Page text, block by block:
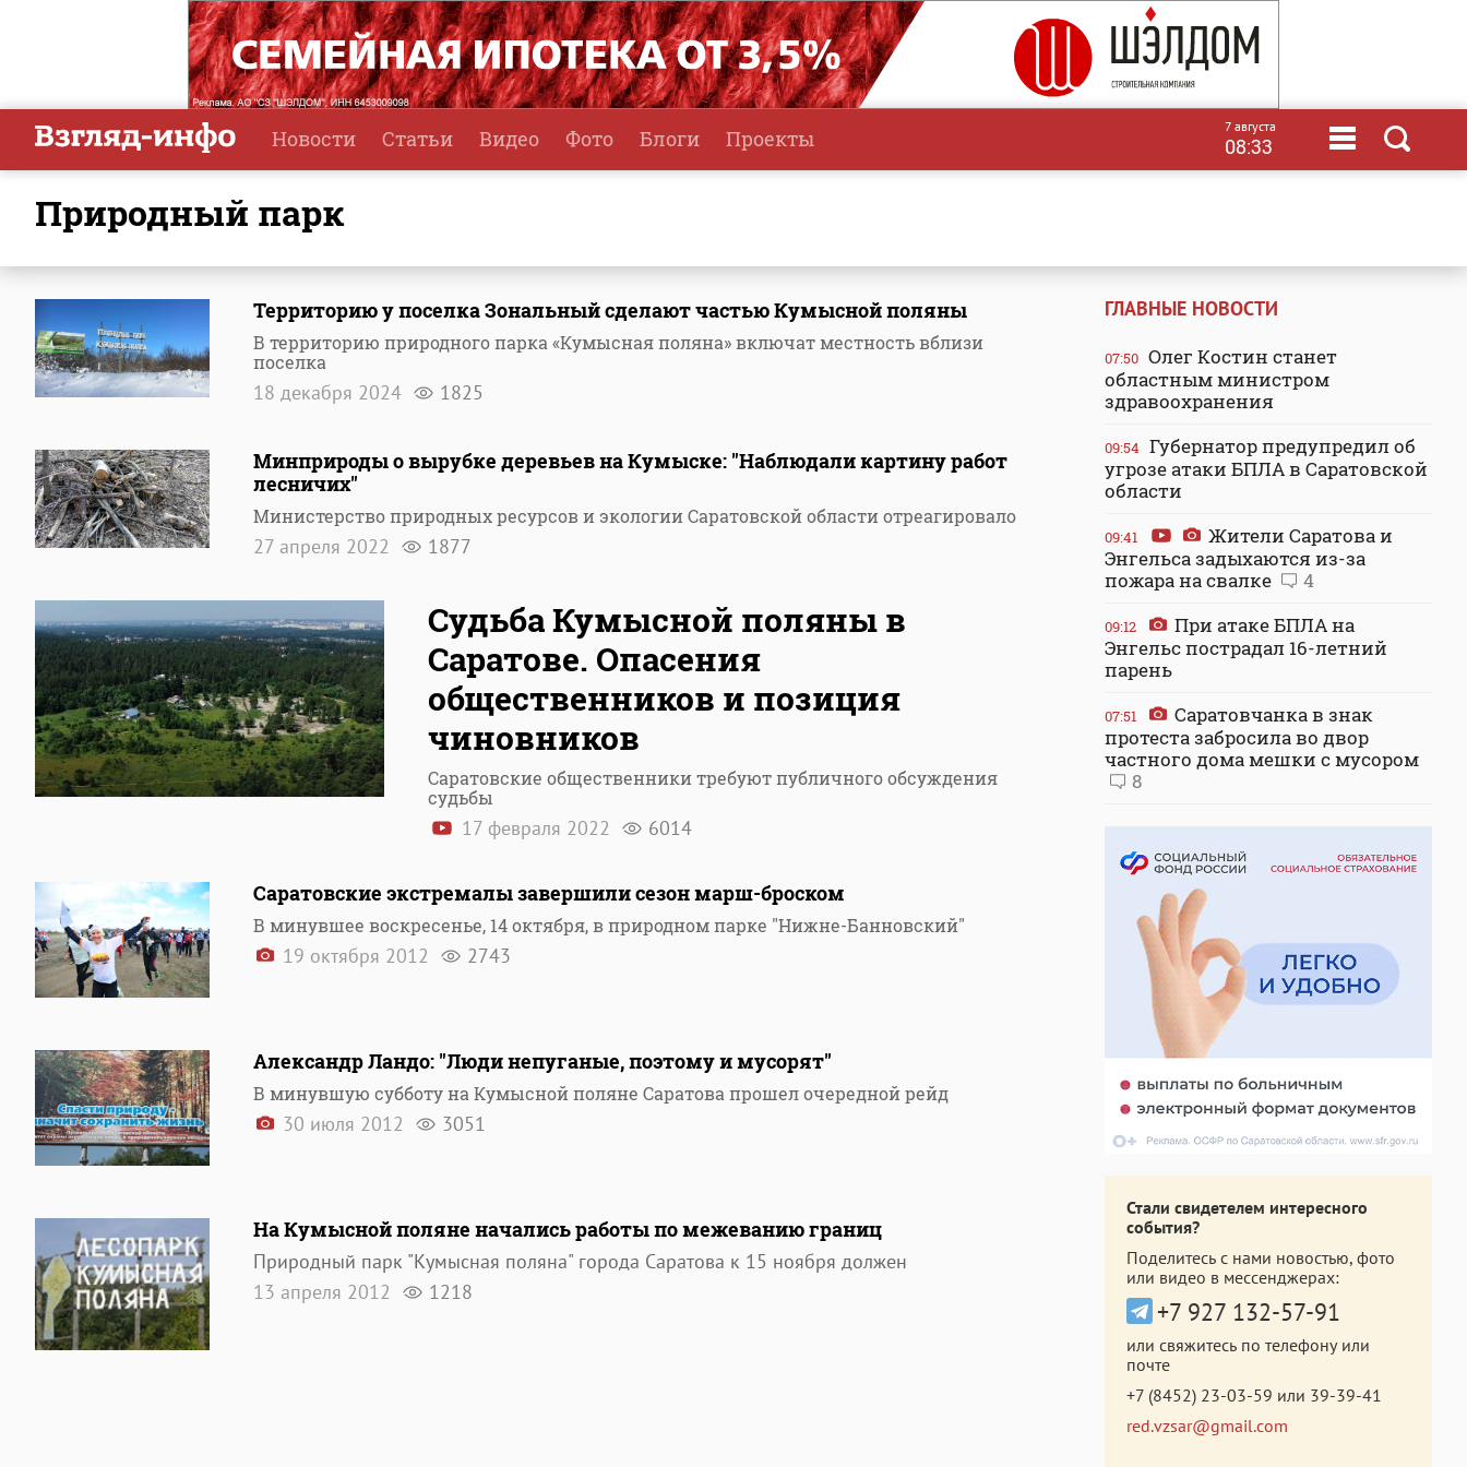
Новости Статьи Видео Фото Блоги Проекты 7 августа
08:33
природный парк
Территорию у поселка Зональный сделают частью Кумысной поляны
В территорию природного парка «Кумысная поляна» включат местность вблизи
поселка
18 декабря 2024 1825
Минприроды о вырубке деревьев на Кумыске: "Наблюдали картину работ
лесничих"
Министерство природных ресурсов и экологии Саратовской области отреагировало
27 апреля 2022 1877
Судьба Кумысной поляны в
Саратове. Опасения
общественников и позиция
чиновников
Саратовские общественники требуют публичного обсуждения
судьбы
17 февраля 2022 6014
Саратовские экстремалы завершили сезон марш-броском
В минувшее воскресенье, 14 октября, в природном парке "Нижне-Банновский"
19 октября 2012 2743
Александр Ландо: "Люди непуганые, поэтому и мусорят"
В минувшую субботу на Кумысной поляне Саратова прошел очередной рейд
30 июля 2012 3051
На Кумысной поляне начались работы по межеванию границ
Природный парк "Кумысная поляна" города Саратова к 15 ноября должен
13 апреля 2012
1218
ГЛАВНЫЕ НОВОСТИ
07:50 Олег Костин станет
областным министром
здравоохранения
09:54 Губернатор предупредил об
угрозе атаки БПЛА в Саратовской
области
09:41
Жители Саратова и
Энгельса задыхаются из-за
пожара на свалке
4
09:12
При атаке БПЛА на
Энгельс пострадал 16-летний
парень
07:51
Саратовчанка в знак
протеста забросила во двор
частного дома мешки с мусором
8
Стали свидетелем интересного
события?
Поделитесь с нами новостью, фото
или видео в мессенджерах:
+7 927 132-57-91
или свяжитесь по телефону или
почте
+7 (8452) 23-03-59 или 39-39-41
red.vzsar@gmail.com